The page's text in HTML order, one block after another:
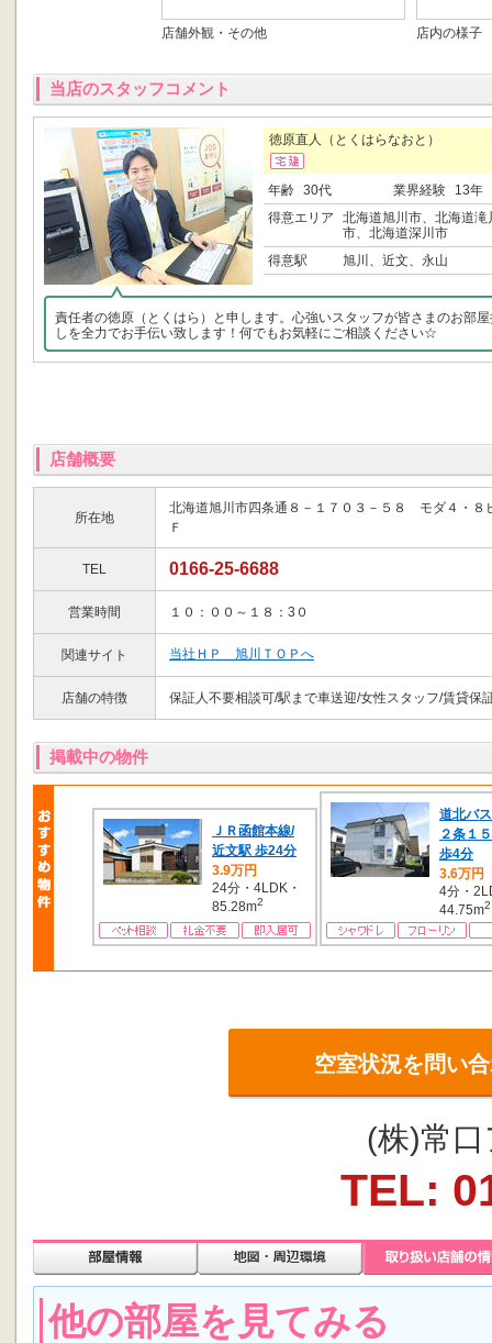
店舗外観・その他 店内の様子
当店のスタッフコメント
徳原直人（とくはらなおと）
年齢 30代 業界経験
13年
得意エリア
北海道旭川市、北海道滝
市、北海道深川市
得意駅
旭川、近文、永山
責任者の徳原（とくはら）と申します。心強いスタッフが皆さまのお部
しを全力でお手伝い致します！何でもお気軽にご相談ください☆
店舗概要
所在地
北海道旭川市四条通８－１７０３－５８ モダ４・８
Ｆ
TEL 0166-25-6688
営業時間 １０：００～１８：3０
関連サイト 当社ＨＰ 旭川ＴＯＰへ
店舗の特徴 保証人不要相談可/駅まで車送迎/女性スタッフ/賃貸
掲載中の物件
ＪＲ函館本線/
近文駅 歩24分
3.9万円
24分・4LDK・
85.28m2
道北バ
２条１
歩4分
3.6万円
4分・
44.75m2
空室状況を問い
(株)常
TEL:
他の部屋を見てみる